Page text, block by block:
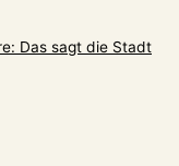
Das sagt die Stadt